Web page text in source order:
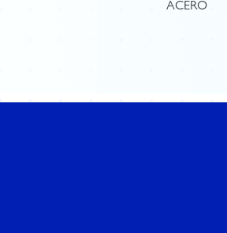
ACERO